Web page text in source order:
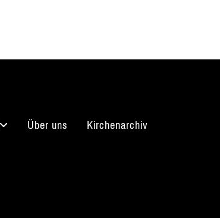
Über uns
Kirchenarchiv